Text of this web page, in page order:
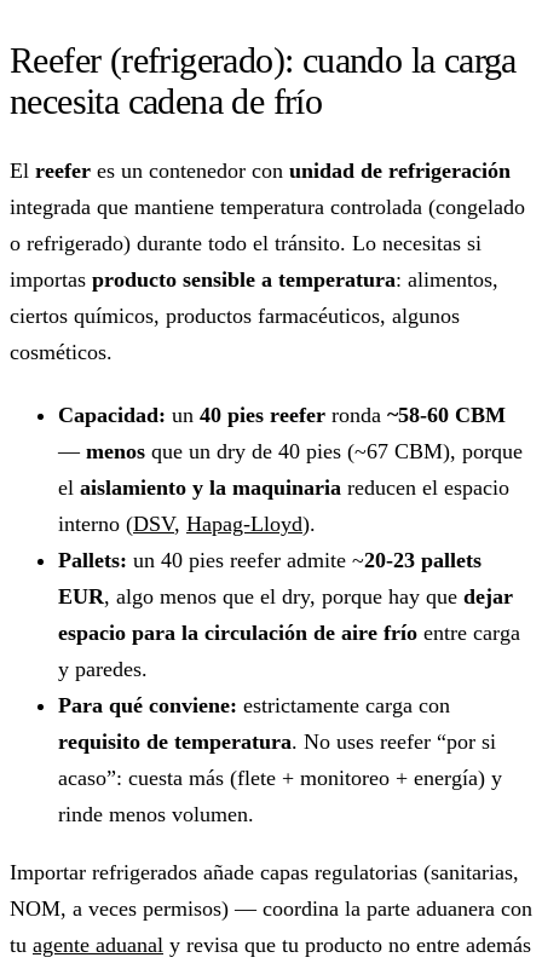
Reefer (refrigerado): cuando la carga
necesita cadena de frío
El reefer es un contenedor con unidad de refrigeración
integrada que mantiene temperatura controlada (congelado
o refrigerado) durante todo el tránsito. Lo necesitas si
importas producto sensible a temperatura: alimentos,
ciertos químicos, productos farmacéuticos, algunos
cosméticos.
Capacidad: un 40 pies reefer ronda ~58-60 CBM
— menos que un dry de 40 pies (~67 CBM), porque
el aislamiento y la maquinaria reducen el espacio
interno (DSV, Hapag-Lloyd).
Pallets: un 40 pies reefer admite ~20-23 pallets
EUR, algo menos que el dry, porque hay que dejar
espacio para la circulación de aire frío entre carga
y paredes.
Para qué conviene: estrictamente carga con
requisito de temperatura. No uses reefer “por si
acaso”: cuesta más (flete + monitoreo + energía) y
rinde menos volumen.
Importar refrigerados añade capas regulatorias (sanitarias,
NOM, a veces permisos) — coordina la parte aduanera con
tu agente aduanal y revisa que tu producto no entre además